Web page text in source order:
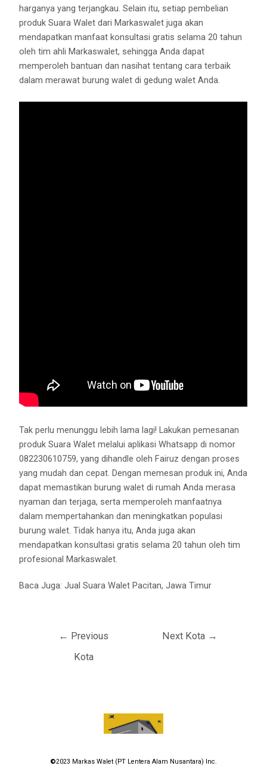
harganya yang terjangkau. Selain itu, setiap pembelian
produk Suara Walet dari Markaswalet juga akan
mendapatkan manfaat konsultasi gratis selama 20 tahun
oleh tim ahli Markaswalet, sehingga Anda dapat
memperoleh bantuan dan nasihat tentang cara terbaik
dalam merawat burung walet di gedung walet Anda.
Tak perlu menunggu lebih lama lagi! Lakukan pemesanan
produk Suara Walet melalui aplikasi Whatsapp di nomor
082230610759, yang dihandle oleh Fairuz dengan proses
yang mudah dan cepat. Dengan memesan produk ini, Anda
dapat memastikan burung walet di rumah Anda merasa
nyaman dan terjaga, serta memperoleh manfaatnya
dalam mempertahankan dan meningkatkan populasi
burung walet. Tidak hanya itu, Anda juga akan
mendapatkan konsultasi gratis selama 20 tahun oleh tim
profesional Markaswalet.
Baca Juga:Jual Suara Walet Pacitan, Jawa Timur
← Previous
Kota
Next Kota →
©2023 Markas Walet (PT Lentera Alam Nusantara) Inc.